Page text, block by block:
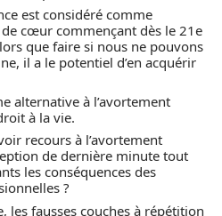
est considéré comme
cœur commençant dès le 21e
que faire si nous ne pouvons
il a le potentiel d’en acquérir
alternative à l’avortement
à la vie.
recours à l’avortement
de dernière minute tout
les conséquences des
?
les fausses couches à répétition